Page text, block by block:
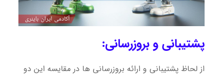
پشتیبانی و بروزرسانی:
از لحاظ پشتیبانی و ارائه بروزرسانی ها در مقایسه این دو